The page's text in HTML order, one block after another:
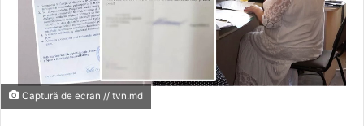
Captură de ecran // tvn.md